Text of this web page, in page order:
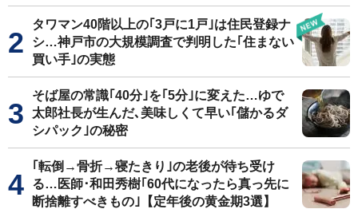
タワマン40階以上の｢3戸に1戸｣は住民登録ナ
シ…神戸市の大規模調査で判明した｢住まない
買い手｣の実態
そば屋の常識｢40分｣を｢5分｣に変えた…ゆで
太郎社長が生んだ､美味しくて早い｢儲かるダ
シパック｣の秘密
｢転倒→骨折→寝たきり｣の老後が待ち受け
る…医師･和田秀樹｢60代になったら真っ先に
断捨離すべきもの｣【定年後の黄金期3選】